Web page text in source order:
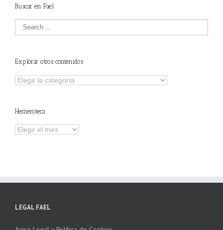
Buscar en Fael
Explorar otros contenidos
Explorar
Hemeroteca
Hemeroteca
LEGAL FAEL